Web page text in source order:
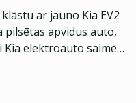
ar jauno Kia EV2
apvidus auto,
Kia elektroauto saimē